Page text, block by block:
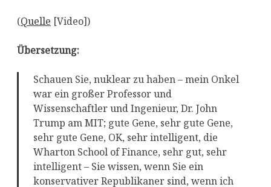
(Quelle [Video])
Übersetzung:
Schauen Sie, nuklear zu haben – mein Onkel
war ein großer Professor und
Wissenschaftler und Ingenieur, Dr. John
Trump am MIT; gute Gene, sehr gute Gene,
sehr gute Gene, OK, sehr intelligent, die
Wharton School of Finance, sehr gut, sehr
intelligent – Sie wissen, wenn Sie ein
konservativer Republikaner sind, wenn ich